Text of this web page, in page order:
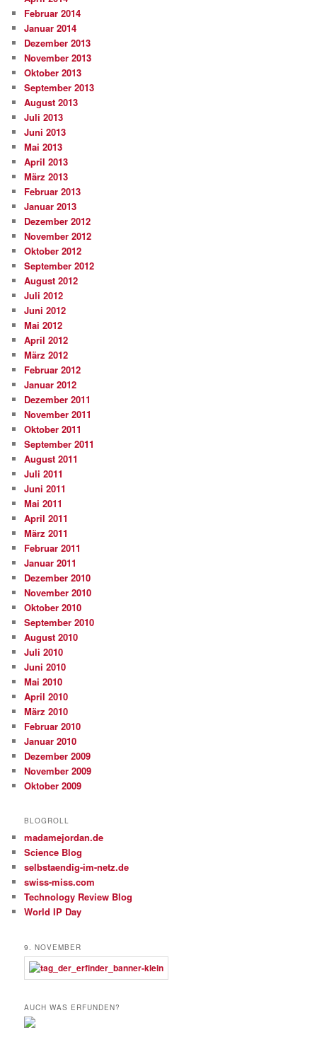
Februar 2014
Januar 2014
Dezember 2013
November 2013
Oktober 2013
September 2013
August 2013
Juli 2013
Juni 2013
Mai 2013
April 2013
März 2013
Februar 2013
Januar 2013
Dezember 2012
November 2012
Oktober 2012
September 2012
August 2012
Juli 2012
Juni 2012
Mai 2012
April 2012
März 2012
Februar 2012
Januar 2012
Dezember 2011
November 2011
Oktober 2011
September 2011
August 2011
Juli 2011
Juni 2011
Mai 2011
April 2011
März 2011
Februar 2011
Januar 2011
Dezember 2010
November 2010
Oktober 2010
September 2010
August 2010
Juli 2010
Juni 2010
Mai 2010
April 2010
März 2010
Februar 2010
Januar 2010
Dezember 2009
November 2009
Oktober 2009
BLOGROLL
madamejordan.de
Science Blog
selbstaendig-im-netz.de
swiss-miss.com
Technology Review Blog
World IP Day
9. NOVEMBER
AUCH WAS ERFUNDEN?